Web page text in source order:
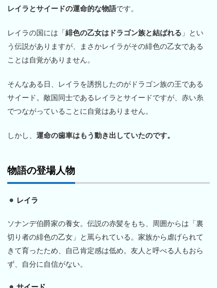
レイラとサイードの運命的な物語です。
レイラの国には「緋色の乙女はドラゴン族と結ばれる 」とい
う伝説がありますが、まさかレイラがその緋色の乙女である
ことは自覚がありません。
そんなある日、レイラを誘拐したのがドラゴン族の王である
サイード。敵国同士であるレイラとサイードですが、赤い糸
でつながっていることに自覚はありません。
しかし、 運命の歯車はもう動き出していたのです。
物語の登場人物
レイラ
ソナンデ伯爵家の養女。伝説の赤髪をもち、周囲からは「裏
切り者の緋色の乙女」と罵られている。家族から虐げられて
きて育ったため、自己肯定感は低め。友人と呼べる人もおら
ず、自分に自信がない。